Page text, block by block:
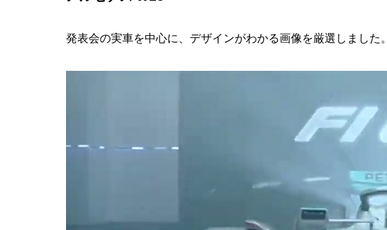
発表会の実車を中心に、デザインがわかる画像を厳選しました。